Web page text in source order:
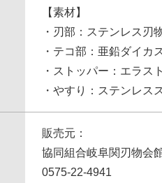
【素材】
・刃部：ステンレス刃
・テコ部：亜鉛ダイカ
・ストッパー：エラス
・やすり：ステンレス
販売元：
協同組合岐阜関刃物会
0575-22-4941